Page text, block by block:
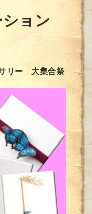
ョン
リー 大集合祭